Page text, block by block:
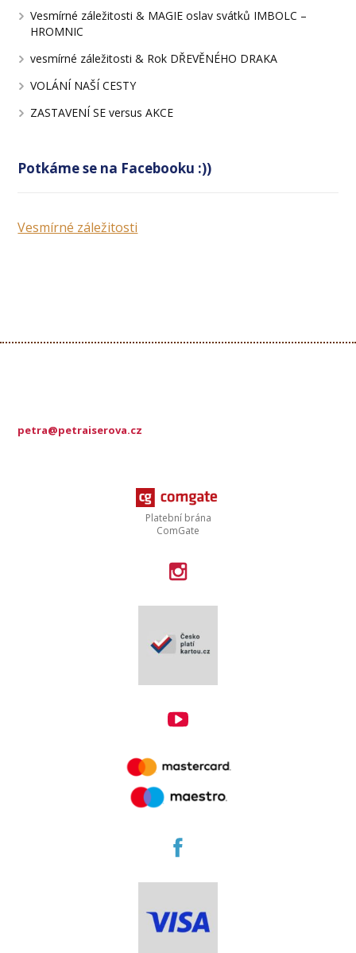
Vesmírné záležitosti & MAGIE oslav svátků IMBOLC –
HROMNIC
vesmírné záležitosti & Rok DŘEVĚNÉHO DRAKA
VOLÁNÍ NAŠÍ CESTY
ZASTAVENÍ SE versus AKCE
Potkáme se na Facebooku :))
Vesmírné záležitosti
petra@petraiserova.cz
Platební brána
ComGate